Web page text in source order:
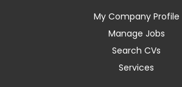
My Company Profile
Manage Jobs
Search CVs
Services